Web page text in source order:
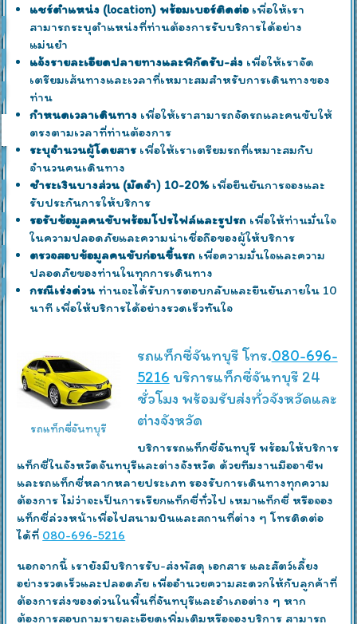
แชร์ตำแหน่ง (location) พร้อมเบอร์ติดต่อเพื่อให้เรา
สามารถระบุตำแหน่งที่ท่านต้องการรับบริการได้อย่าง
แม่นยำ
แจ้งรายละเอียดปลายทางและพิกัดรับ-ส่ง เพื่อให้เราจัด
เตรียมเส้นทางและเวลาที่เหมาะสมสำหรับการเดินทางของ
ท่าน
กำหนดเวลาเดินทาง เพื่อให้เราสามารถจัดรถและคนขับให้
ตรงตามเวลาที่ท่านต้องการ
ระบุจำนวนผู้โดยสาร เพื่อให้เราเตรียมรถที่เหมาะสมกับ
จำนวนคนเดินทาง
ชำระเงินบางส่วน (มัดจำ) 10-20%เพื่อยืนยันการจองและ
รับประกันการให้บริการ
รอรับข้อมูลคนขับพร้อมโปรไฟล์และรูปรถ เพื่อให้ท่านมั่นใจ
ในความปลอดภัยและความน่าเชื่อถือของผู้ให้บริการ
ตรวจสอบข้อมูลคนขับก่อนขึ้นรถ เพื่อความมั่นใจและความ
ปลอดภัยของท่านในทุกการเดินทาง
กรณีเร่งด่วน ท่านจะได้รับการตอบกลับและยืนยันภายใน 10
นาที เพื่อให้บริการได้อย่างรวดเร็วทันใจ
รถแท็กซี่จันทบุรี
รถแท็กซี่จันทบุรี โทร.080-696-
5216 บริการแท็กซี่จันทบุรี 24
ชั่วโมง พร้อมรับส่งทั่วจังหวัดและ
ต่างจังหวัด
บริการรถแท็กซี่จันทบุรี พร้อมให้บริการ
แท็กซี่ในจังหวัดจันทบุรีและต่างจังหวัด ด้วยทีมงานมืออาชีพ
และรถแท็กซี่หลากหลายประเภท รองรับการเดินทางทุกความ
ต้องการ ไม่ว่าจะเป็นการเรียกแท็กซี่ทั่วไป เหมาแท็กซี่ หรือจอง
แท็กซี่ล่วงหน้าเพื่อไปสนามบินและสถานที่ต่าง ๆ โทรติดต่อ
ได้ที่ 080-696-5216
นอกจากนี้ เรายังมีบริการรับ-ส่งพัสดุ เอกสาร และสัตว์เลี้ยง
อย่างรวดเร็วและปลอดภัย เพื่ออำนวยความสะดวกให้กับลูกค้าที่
ต้องการส่งของด่วนในพื้นที่จันทบุรีและอำเภอต่าง ๆ หาก
ต้องการสอบถามรายละเอียดเพิ่มเติมหรือจองบริการ สามารถ